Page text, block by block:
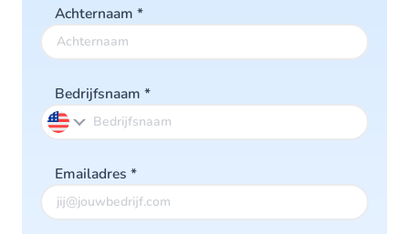
Achternaam *
Bedrijfsnaam *
Emailadres *